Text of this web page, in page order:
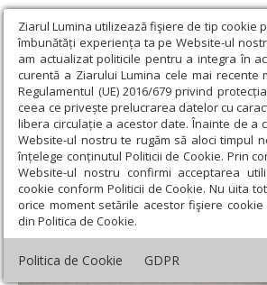
Ziarul Lumina utilizează fişiere de tip cookie
îmbunătăți experiența ta pe Website-ul
am actualizat politicile pentru a integra în
curentă a Ziarului Lumina cele mai recente
Regulamentul (UE) 2016/679 privind
ceea ce privește prelucrarea datelor cu
libera circulație a acestor date. Înainte de a
Website-ul nostru te rugăm să aloci timpul
înțelege conținutul Politicii de Cookie. Prin
Website-ul nostru confirmi acceptarea
cookie conform Politicii de Cookie. Nu uita
orice moment setările acestor fişiere
din Politica de Cookie.
Politica de Cookie GDPR
Ziarul Lumina › Societate › Actualitate
de peste 4 pe Richter în Banat
Două cutremure de peste 4
Banat